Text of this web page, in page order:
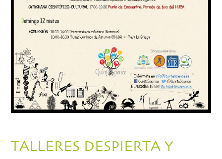
TALLERES DESPIERTA Y